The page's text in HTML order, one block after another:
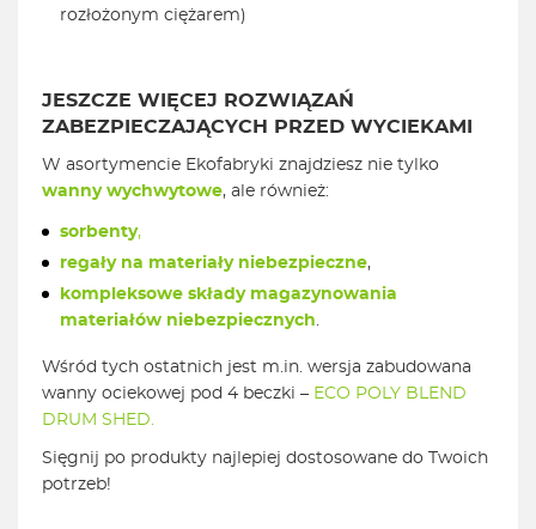
rozłożonym ciężarem)
JESZCZE WIĘCEJ ROZWIĄZAŃ
ZABEZPIECZAJĄCYCH PRZED WYCIEKAMI
W asortymencie Ekofabryki znajdziesz nie tylko
wanny wychwytowe, ale również:
sorbenty,
regały na materiały niebezpieczne,
kompleksowe składy magazynowania
materiałów niebezpiecznych.
Wśród tych ostatnich jest m.in. wersja zabudowana
wanny ociekowej pod 4 beczki – ECO POLY BLEND
DRUM SHED.
Sięgnij po produkty najlepiej dostosowane do Twoich
potrzeb!